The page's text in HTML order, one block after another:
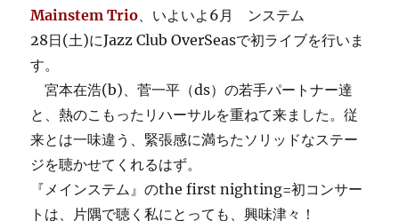
Mainstem Trio、いよいよ6月
28日(土)にJazz Club OverSeasで初ライブを行いま
す。
宮本在浩(b)、菅一平（ds）の若手パートナー達
と、熱のこもったリハーサルを重ねて来ました。従
来とは一味違う、緊張感に満ちたソリッドなステー
ジを聴かせてくれるはず。
『メインステム』のthe first nighting=初コンサー
トは、片隅で聴く私にとっても、興味津々！